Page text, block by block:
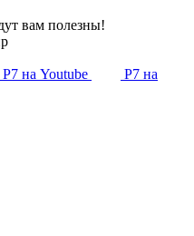
вам полезны!
Р7 на Youtube Р7 на